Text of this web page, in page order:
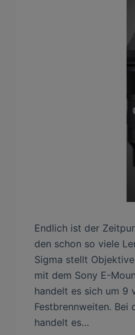
Endlich ist der
den schon so viele
Sigma stellt
mit dem Sony E-
handelt es sich um 9
Festbrennweiten. Bei
handelt es…